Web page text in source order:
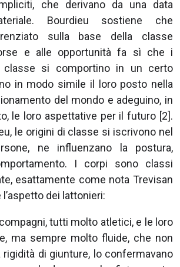
che derivano da una data
Bourdieu sostiene che
sulla base della classe
e alle opportunità fa sì che i
classe si comportino in un certo
in modo simile il loro posto nella
del mondo e adeguino, in
le loro aspettative per il futuro [2].
le origini di classe si iscrivono nel
ne influenzano la postura,
I corpi sono classi
esattamente come nota Trevisan
dei lattonieri:
tutti molto atletici, e le loro
ma sempre molto fluide, che non
rigidità di giunture, lo confermavano